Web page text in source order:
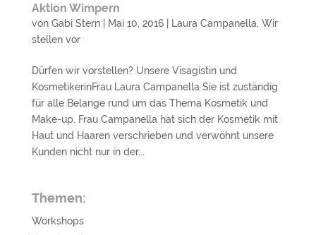
Aktion Wimpern
von Gabi Stern| Mai 10, 2016| Laura Campanella Wir
stellen vor
Dürfen wir vorstellen? Unsere Visagistin und
KosmetikerinFrau Laura Campanella Sie ist zuständig
für alle Belange rund um das Thema Kosmetik und
Make-up. Frau Campanella hat sich der Kosmetik mit
Haut und Haaren verschrieben und verwöhnt unsere
Kunden nicht nur in der...
Themen:
Workshops